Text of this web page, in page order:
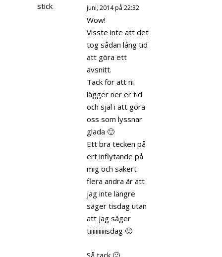
juni, 2014 på 22:32
Wow!
Visste inte att det
tog sådan lång tid
att göra ett
avsnitt.
Tack för att ni
lägger ner er tid
och själ i att göra
oss som lyssnar
glada 🙂
Ett bra tecken på
ert inflytande på
mig och säkert
flera andra är att
jag inte längre
säger tisdag utan
att jag säger
tiiiiiiiiiiisdag 🙂
Så tack 🙂